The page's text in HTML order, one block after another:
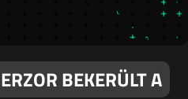
BEKERÜLT A